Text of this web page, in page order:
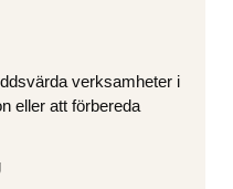
verksamheter i
eller att förbereda